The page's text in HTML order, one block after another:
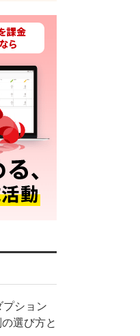
プション
選び方と